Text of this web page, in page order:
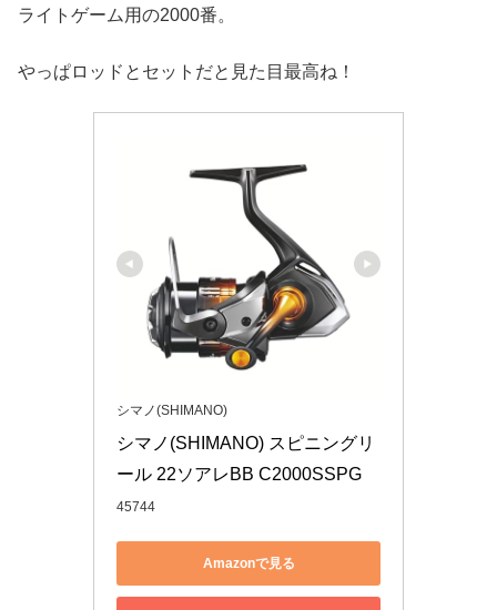
ライトゲーム用の2000番。
やっぱロッドとセットだと見た目最高ね！
シマノ(SHIMANO)
シマノ(SHIMANO) スピニングリ
ール 22ソアレBB C2000SSPG
45744
Amazonで見る